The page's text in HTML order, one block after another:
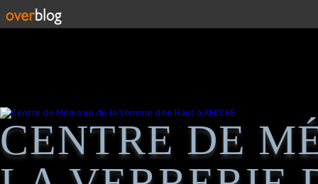
CENTRE DE